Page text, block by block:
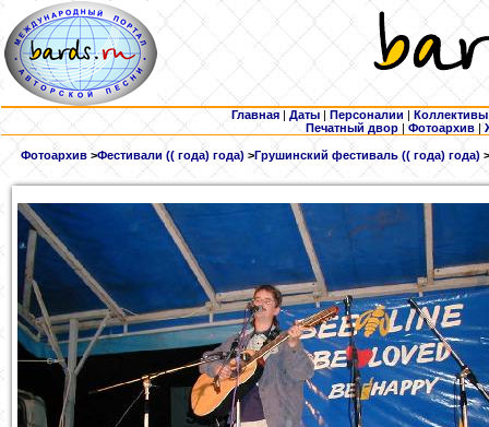
Главная | Даты | Персоналии | Коллективы
Печатный двор |Фотоархив |
Фотоархив >Фестивали (( года) года) >Грушинский фестиваль (( года) года) >